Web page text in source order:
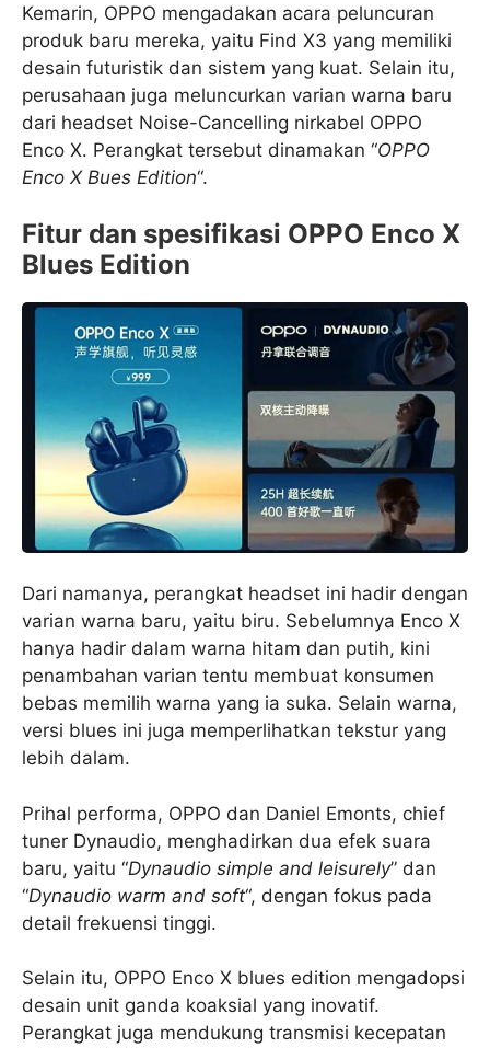
Kemarin, OPPO mengadakan acara peluncuran
produk baru mereka, yaitu Find X3 yang memiliki
desain futuristik dan sistem yang kuat. Selain itu,
perusahaan juga meluncurkan varian warna baru
dari headset Noise-Cancelling nirkabel OPPO
Enco X. Perangkat tersebut dinamakan “OPPO
Enco X Bues Edition“.
Fitur dan spesifikasi OPPO Enco X
Blues Edition
Dari namanya, perangkat headset ini hadir dengan
varian warna baru, yaitu biru. Sebelumnya Enco X
hanya hadir dalam warna hitam dan putih, kini
penambahan varian tentu membuat konsumen
bebas memilih warna yang ia suka. Selain warna,
versi blues ini juga memperlihatkan tekstur yang
lebih dalam.
Prihal performa, OPPO dan Daniel Emonts, chief
tuner Dynaudio, menghadirkan dua efek suara
baru, yaitu “Dynaudio simple and leisurely” dan
“Dynaudio warm and soft“, dengan fokus pada
detail frekuensi tinggi.
Selain itu, OPPO Enco X blues edition mengadopsi
desain unit ganda koaksial yang inovatif.
Perangkat juga mendukung transmisi kecepatan